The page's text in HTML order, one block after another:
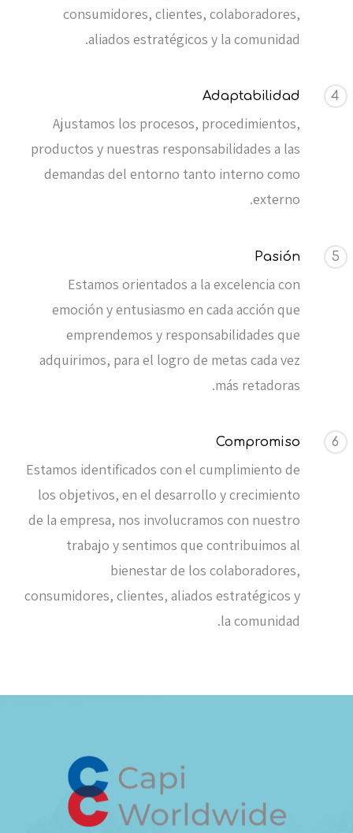
consumidores, clientes, colaboradores,
aliados estratégicos y la comunidad.
4
Adaptabilidad
Ajustamos los procesos, procedimientos,
productos y nuestras responsabilidades a las
demandas del entorno tanto interno como
externo.
5
Pasión
Estamos orientados a la excelencia con
emoción y entusiasmo en cada acción que
emprendemos y responsabilidades que
adquirimos, para el logro de metas cada vez
más retadoras.
6
Compromiso
Estamos identificados con el cumplimiento de
los objetivos, en el desarrollo y crecimiento
de la empresa, nos involucramos con nuestro
trabajo y sentimos que contribuimos al
bienestar de los colaboradores,
consumidores, clientes, aliados estratégicos y
la comunidad.